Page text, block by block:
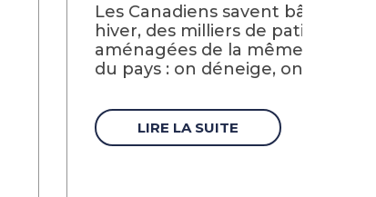
Les Canadiens savent bâtir sur
hiver, des milliers de patinoires
aménagées de la même façon
du pays : on déneige, on [...]
LIRE LA SUITE